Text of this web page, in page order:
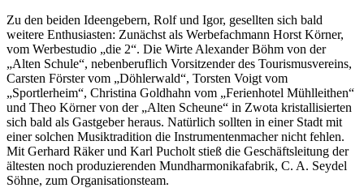
Zu den beiden Ideengebern, Rolf und Igor, gesellten sich bald
weitere Enthusiasten: Zunächst als Werbefachmann Horst Körner,
vom Werbestudio „die 2“. Die Wirte Alexander Böhm von der
„Alten Schule“, nebenberuflich Vorsitzender des Tourismusvereins,
Carsten Förster vom „Döhlerwald“, Torsten Voigt vom
„Sportlerheim“, Christina Goldhahn vom „Ferienhotel Mühlleithen“
und Theo Körner von der „Alten Scheune“ in Zwota kristallisierten
sich bald als Gastgeber heraus. Natürlich sollten in einer Stadt mit
einer solchen Musiktradition die Instrumentenmacher nicht fehlen.
Mit Gerhard Räker und Karl Pucholt stieß die Geschäftsleitung der
ältesten noch produzierenden Mundharmonikafabrik, C. A. Seydel
Söhne, zum Organisationsteam.